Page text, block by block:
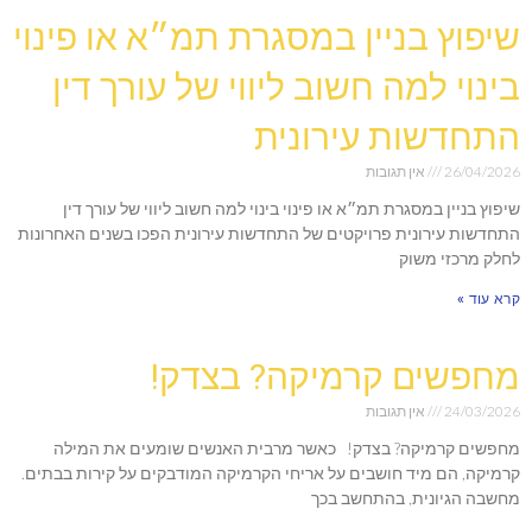
שיפוץ בניין במסגרת תמ״א או פינוי
בינוי למה חשוב ליווי של עורך דין
התחדשות עירונית
26/04/2026 אין תגובות
שיפוץ בניין במסגרת תמ״א או פינוי בינוי למה חשוב ליווי של עורך דין
התחדשות עירונית פרויקטים של התחדשות עירונית הפכו בשנים האחרונות
לחלק מרכזי משוק
קרא עוד »
מחפשים קרמיקה? בצדק!
24/03/2026 אין תגובות
מחפשים קרמיקה? בצדק! כאשר מרבית האנשים שומעים את המילה
קרמיקה, הם מיד חושבים על אריחי הקרמיקה המודבקים על קירות בבתים.
מחשבה הגיונית, בהתחשב בכך